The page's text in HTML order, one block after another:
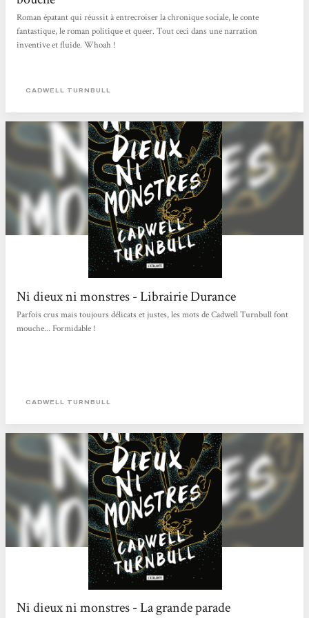
Roman épatant qui réussit à entrecroiser la chronique sociale, le conte
fantastique, le roman politique et queer. Tout ceci dans une narration
inventive et fluide. Whoah !
CADWELL TURNBULL
Ni dieux ni monstres - Librairie Durance
Parfois crus mais toujours délicats et justes, les mots de Cadwell Turnbull font
mouche... Formidable !
CADWELL TURNBULL
Ni dieux ni monstres - La grande parade